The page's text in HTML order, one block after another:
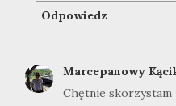
Odpowiedz
Marcepanowy
Chętnie